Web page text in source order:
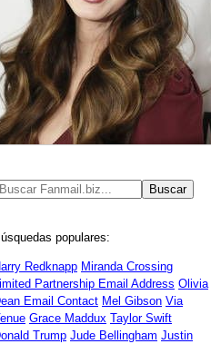
populares:
Redknapp Miranda Crossing
Limited Partnership Email Address Olivia
Email Contact Mel Gibson Via
Grace Maddux Taylor Swift
Trump Jude Bellingham Justin